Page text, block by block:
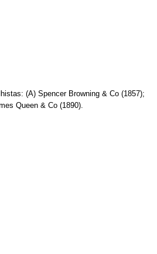
(A) Spencer Browning & Co (1857);
Queen & Co (1890).